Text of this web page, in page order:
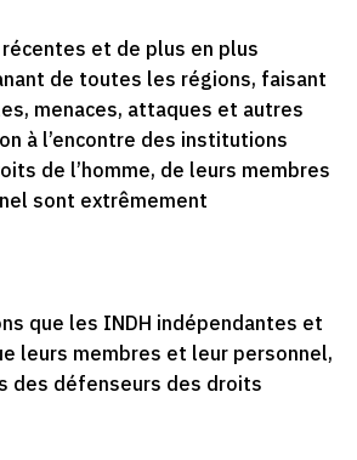
et de plus en plus
de toutes les régions, faisant
menaces, attaques et autres
à l’encontre des institutions
de l’homme, de leurs membres
sont extrêmement
que les INDH indépendantes et
leurs membres et leur personnel,
des défenseurs des droits